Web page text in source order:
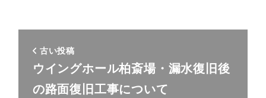
古い投稿
ウイングホール柏斎場・漏水復旧後
の路面復旧工事について